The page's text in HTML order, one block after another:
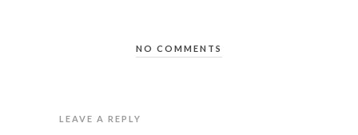
NO COMMENTS
LEAVE A REPLY